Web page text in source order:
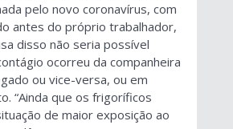
pelo novo coronavírus, com
antes do próprio trabalhador,
disso não seria possível
ocorreu da companheira
ou vice-versa, ou em
“Ainda que os frigoríficos
de maior exposição ao